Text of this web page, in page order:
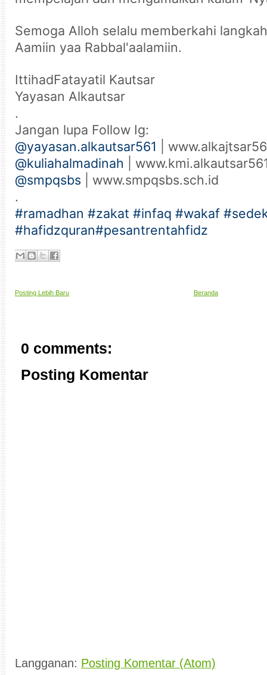
Semoga Alloh selalu memberkahi
Aamiin yaa Rabbal'aalamiin.
IttihadFatayatil Kautsar
Yayasan Alkautsar
.
Jangan lupa Follow Ig:
@yayasan.alkautsar561
|
@kuliahalmadinah |
@smpqsbs | www.smpqsbs.sch.id
.
#ramadhan #zakat #infaq #wakaf
#hafidzquran#pesantrentahfidz
Posting Lebih Baru Beranda
0 comments:
Posting Komentar
Langganan: Posting Komentar (Atom)